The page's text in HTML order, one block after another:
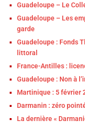
Guadeloupe – Le
Guadeloupe – Les
garde
Guadeloupe : Fonds
littoral
France-Antilles :
Guadeloupe : Non à
Martinique : 5 février
Darmanin : zéro
La dernière «